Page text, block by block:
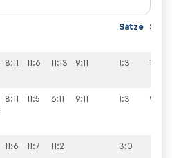
Sätze
8:11 11:6 11:13 9:11 1:3 1:9
8:11 11:5 6:11 9:11 1:3 9:5
11:6 11:7 11:2 3:0